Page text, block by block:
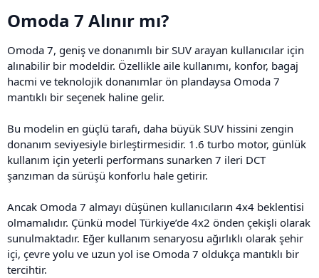
Omoda 7 Alınır mı?​
Omoda 7, geniş ve donanımlı bir SUV arayan kullanıcılar için
alınabilir bir modeldir. Özellikle aile kullanımı, konfor, bagaj
hacmi ve teknolojik donanımlar ön plandaysa Omoda 7
mantıklı bir seçenek haline gelir.
Bu modelin en güçlü tarafı, daha büyük SUV hissini zengin
donanım seviyesiyle birleştirmesidir. 1.6 turbo motor, günlük
kullanım için yeterli performans sunarken 7 ileri DCT
şanzıman da sürüşü konforlu hale getirir.
Ancak Omoda 7 almayı düşünen kullanıcıların 4x4 beklentisi
olmamalıdır. Çünkü model Türkiye’de 4x2 önden çekişli olarak
sunulmaktadır. Eğer kullanım senaryosu ağırlıklı olarak şehir
içi, çevre yolu ve uzun yol ise Omoda 7 oldukça mantıklı bir
tercihtir.